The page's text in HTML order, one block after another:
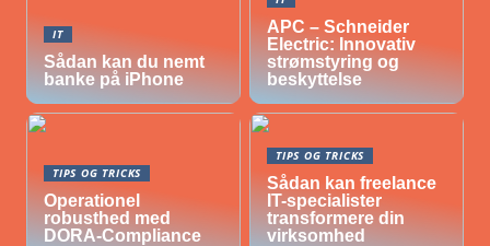
IT
Sådan kan du nemt
banke på iPhone
APC – Schneider
Electric: Innovativ
strømstyring og
beskyttelse
TIPS OG TRICKS
Operationel
robusthed med
DORA-Compliance
TIPS OG TRICKS
Sådan kan freelance
IT-specialister
transformere din
virksomhed